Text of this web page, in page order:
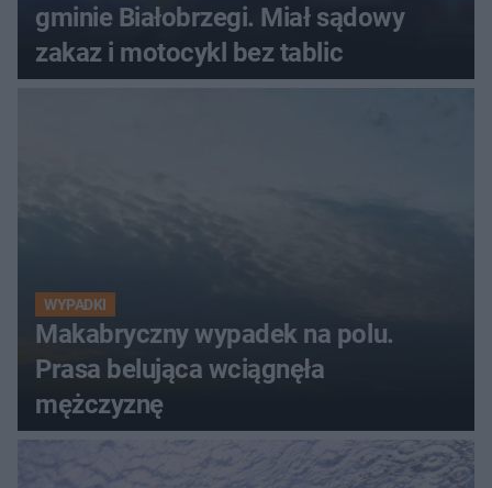
gminie Białobrzegi. Miał sądowy
zakaz i motocykl bez tablic
WYPADKI
Makabryczny wypadek na polu.
Prasa belująca wciągnęła
mężczyznę